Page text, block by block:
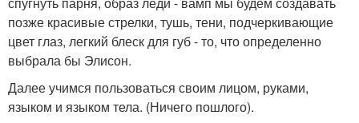
позже красивые стрелки, тушь, тени, подчеркивающие
цвет глаз, легкий блеск для губ - то, что определенно
выбрала бы Элисон.
Далее учимся пользоваться своим лицом, руками,
языком и языком тела. (Ничего пошлого).